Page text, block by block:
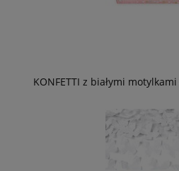
KONFETTI z białymi